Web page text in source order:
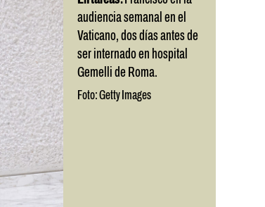
audiencia semanal en el
Vaticano, dos días antes de
ser internado en hospital
Gemelli de Roma.
Foto: Getty Images